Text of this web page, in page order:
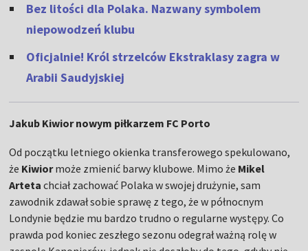
Bez litości dla Polaka. Nazwany symbolem
niepowodzeń klubu
Oficjalnie! Król strzelców Ekstraklasy zagra w
Arabii Saudyjskiej
Jakub Kiwior nowym piłkarzem FC Porto
Od początku letniego okienka transferowego spekulowano,
że Kiwiormoże zmienić barwy klubowe. Mimo że Mikel
Artetachciał zachować Polaka w swojej drużynie, sam
zawodnik zdawał sobie sprawę z tego, że w północnym
Londynie będzie mu bardzo trudno o regularne występy. Co
prawda pod koniec zeszłego sezonu odegrał ważną rolę w